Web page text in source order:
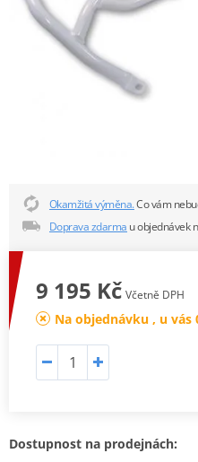
Okamžitá výměna.Co vám
Doprava zdarma u objednávek
9 195 Kč Včetně DPH
Na objednávku , u vás
Dostupnost na prodejnách: